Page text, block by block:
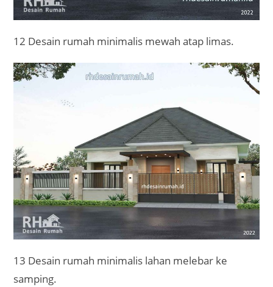
12 Desain rumah minimalis mewah atap limas.
13 Desain rumah minimalis lahan melebar ke
samping.